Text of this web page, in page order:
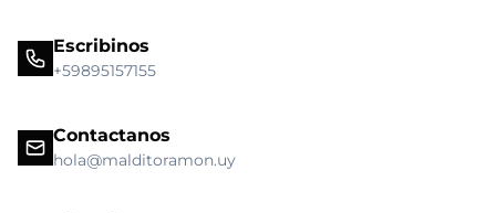
Escribinos
+59895157155
Contactanos
hola@malditoramon.uy